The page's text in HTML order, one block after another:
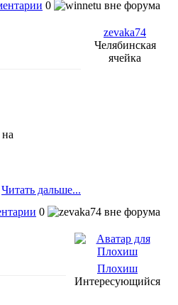
0
Читать дальше...
zevaka74
Челябинская
ячейка
0
Плохиш
Интересующийся